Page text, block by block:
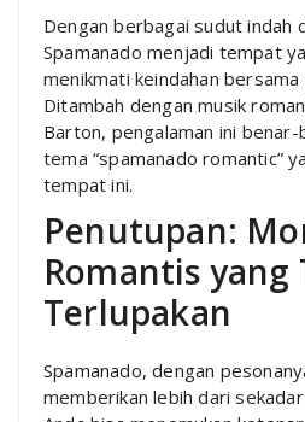
Dengan berbagai sudut indah
Spamanado menjadi tempat
menikmati keindahan
Ditambah dengan musik
Barton, pengalaman ini
tema “spamanado romantic”
tempat ini.
Penutupan:
Romantis yang
Terlupakan
Spamanado, dengan
memberikan lebih dari